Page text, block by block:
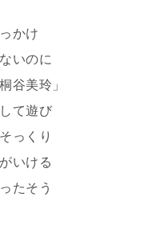
かけ
いのに
谷美玲」
て遊び
っくり
いける
たそう